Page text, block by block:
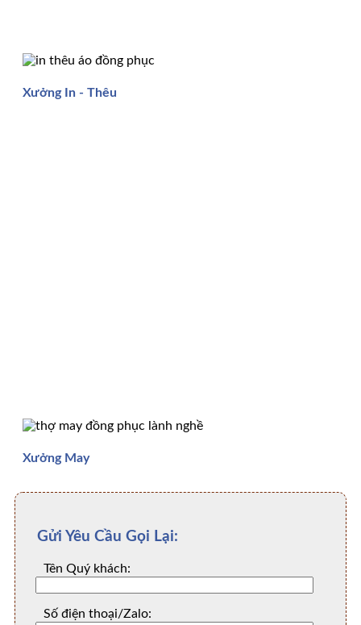
Xưởng In - Thêu
Xưởng May
Gửi Yêu Cầu Gọi Lại:
Tên Quý khách:
Số điện thoại/Zalo: